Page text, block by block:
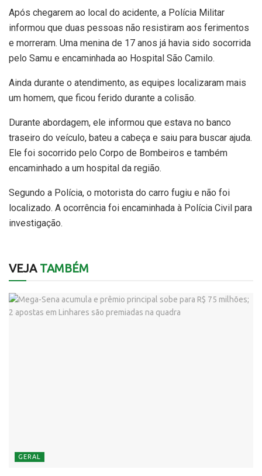
Após chegarem ao local do acidente, a Polícia Militar
informou que duas pessoas não resistiram aos ferimentos
e morreram. Uma menina de 17 anos já havia sido socorrida
pelo Samu e encaminhada ao Hospital São Camilo.
Ainda durante o atendimento, as equipes localizaram mais
um homem, que ficou ferido durante a colisão.
Durante abordagem, ele informou que estava no banco
traseiro do veículo, bateu a cabeça e saiu para buscar ajuda.
Ele foi socorrido pelo Corpo de Bombeiros e também
encaminhado a um hospital da região.
Segundo a Polícia, o motorista do carro fugiu e não foi
localizado. A ocorrência foi encaminhada à Polícia Civil para
investigação.
VEJATAMBÉM
GERAL